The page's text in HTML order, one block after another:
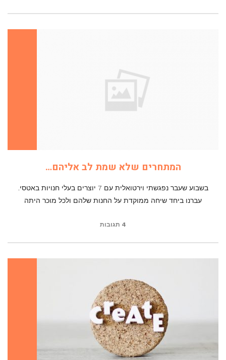
המתחרים שלא שמת לב אליהם…
בשבוע שעבר נפגשתי וירטואלית עם 7 יוצרים בעלי חנויות באטסי.
עברנו ביחד שיחה ממוקדת על החנות שלהם ולכל מוכר היתה
4 תגובות